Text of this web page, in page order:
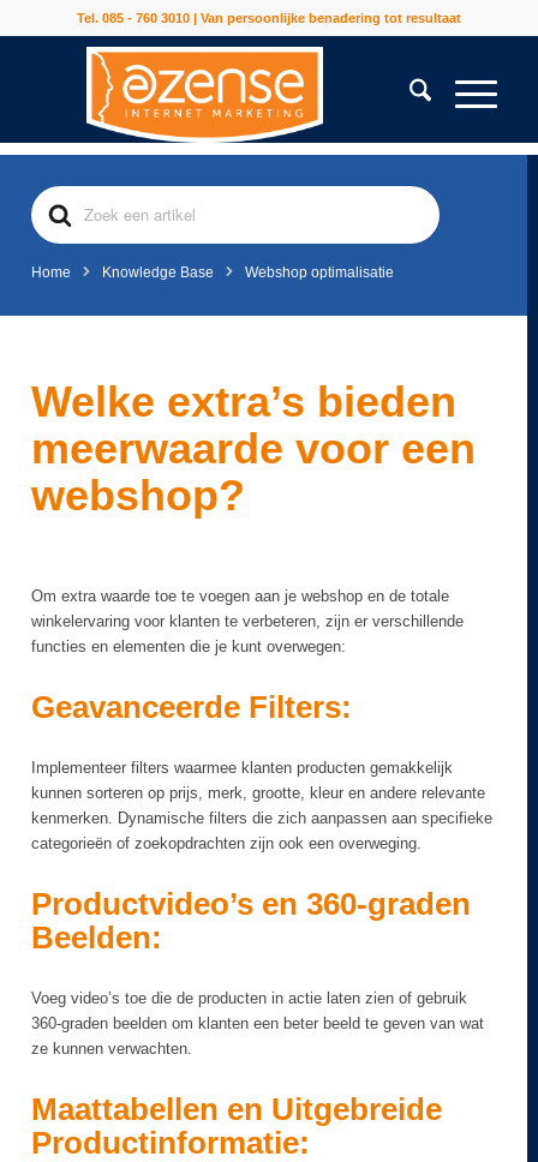
Tel. 085 - 760 3010 | Van persoonlijke benadering tot resultaat
Search
For
Home Knowledge Base Webshop optimalisatie
Welke extra’s bieden
meerwaarde voor een
webshop?
Om extra waarde toe te voegen aan je webshop en de totale
winkelervaring voor klanten te verbeteren, zijn er verschillende
functies en elementen die je kunt overwegen:
Geavanceerde Filters:
Implementeer filters waarmee klanten producten gemakkelijk
kunnen sorteren op prijs, merk, grootte, kleur en andere relevante
kenmerken. Dynamische filters die zich aanpassen aan specifieke
categorieën of zoekopdrachten zijn ook een overweging.
Productvideo’s en 360-graden
Beelden:
Voeg video’s toe die de producten in actie laten zien of gebruik
360-graden beelden om klanten een beter beeld te geven van wat
ze kunnen verwachten.
Maattabellen en Uitgebreide
Productinformatie: